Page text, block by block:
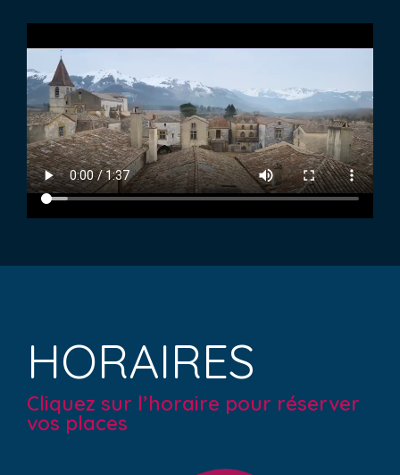
HORAIRES
Cliquez sur l’horaire pour réserver
vos places